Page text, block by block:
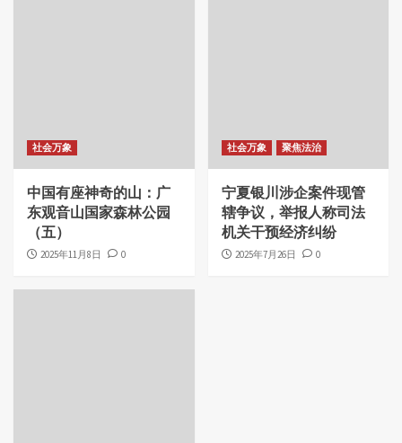
社会万象
中国有座神奇的山：广
东观音山国家森林公园
（五）
2025年11月8日 0
社会万象 聚焦法治
宁夏银川涉企案件现管
辖争议，举报人称司法
机关干预经济纠纷
2025年7月26日 0